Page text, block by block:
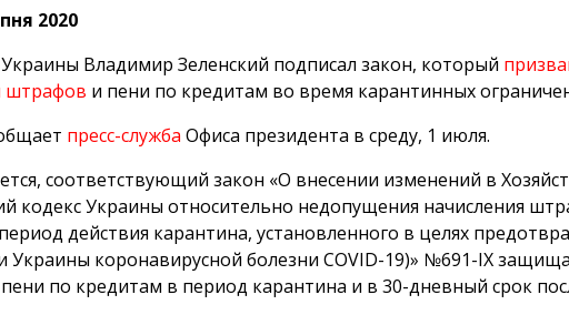
2020
Владимир Зеленский подписал закон, который
штрафов и пени по кредитам во время карантинных
пресс-служба Офиса президента в среду, 1 июля.
соответствующий закон «О внесении изменений в
кодекс Украины относительно недопущения начисления
действия карантина, установленного в целях
Украины коронавирусной болезни COVID-19)» №691-IX
по кредитам в период карантина и в 30-дневный срок